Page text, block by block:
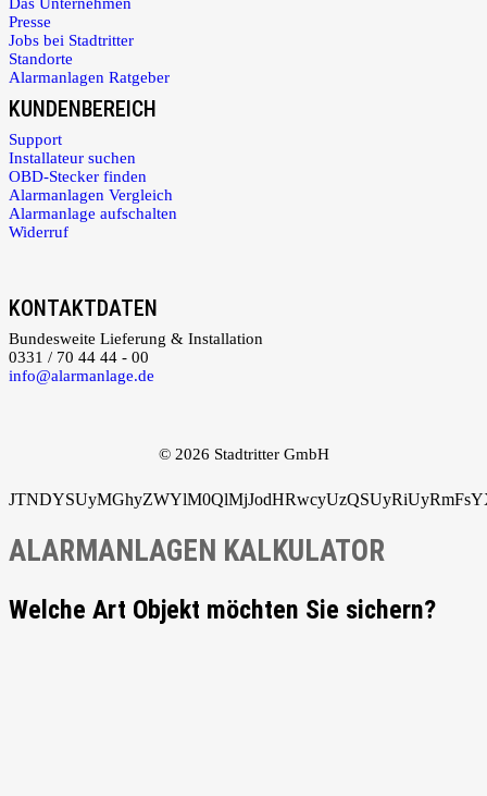
Presse
Jobs bei Stadtritter
Standorte
Alarmanlagen Ratgeber
KUNDENBEREICH
Support
Installateur suchen
OBD-Stecker finden
Alarmanlagen Vergleich
Alarmanlage aufschalten
Widerruf
KONTAKTDATEN
Bundesweite Lieferung & Installation
0331 / 70 44 44 - 00
info@alarmanlage.de
© 2026 Stadtritter GmbH
ALARMANLAGEN KALKULATOR
Welche Art Objekt möchten Sie sichern?